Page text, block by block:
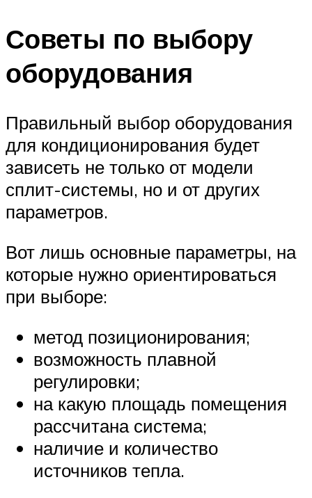
Советы по выбору
оборудования
Правильный выбор оборудования
для кондиционирования будет
зависеть не только от модели
сплит-системы, но и от других
параметров.
Вот лишь основные параметры, на
которые нужно ориентироваться
при выборе:
метод позиционирования;
возможность плавной
регулировки;
на какую площадь помещения
рассчитана система;
наличие и количество
источников тепла.